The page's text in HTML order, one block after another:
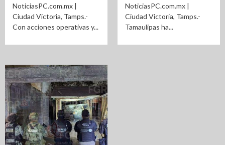
NoticiasPC.com.mx |
Ciudad Victoria, Tamps.-
Con acciones operativas y...
NoticiasPC.com.mx |
Ciudad Victoria, Tamps.-
Tamaulipas ha...